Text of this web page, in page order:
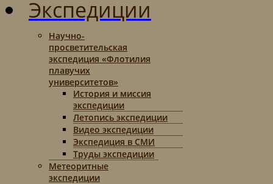
Экспедиции
Научно-
просветительская
экспедиция «Флотилия
плавучих
университетов»
История и миссия
экспедиции
Летопись экспедиции
Видео экспедиции
Экспедиция в СМИ
Труды экспедиции
Метеоритные
экспедиции